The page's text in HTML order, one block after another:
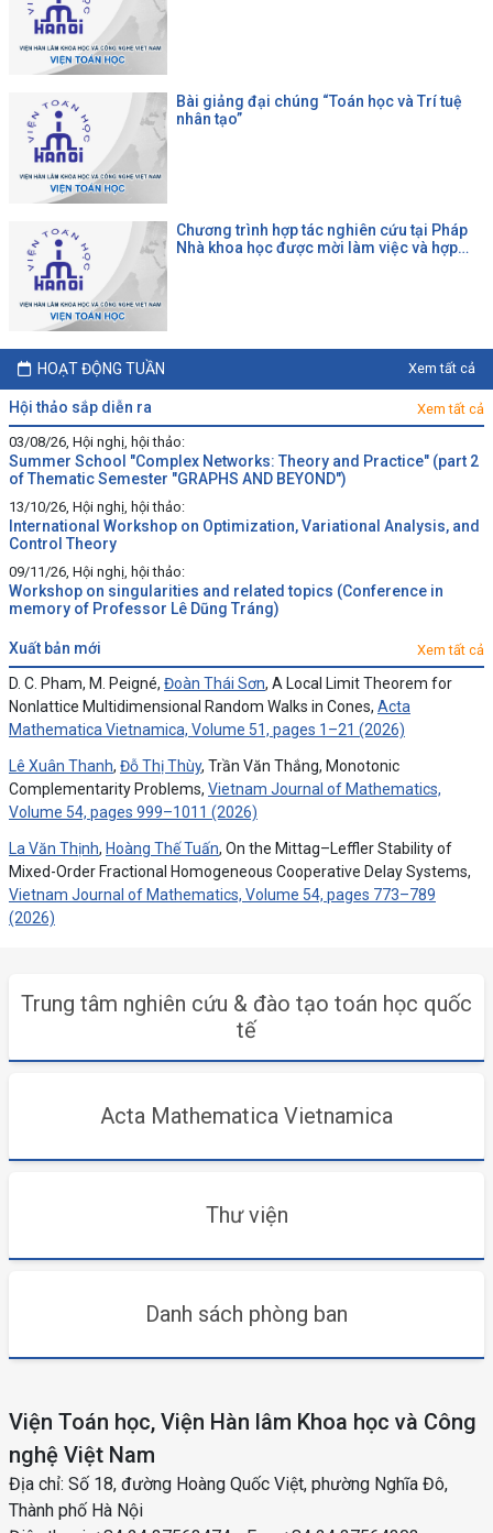
Bài giảng đại chúng “Toán học và Trí tuệ
nhân tạo”
Chương trình hợp tác nghiên cứu tại Pháp
Nhà khoa học được mời làm việc và hợp
HOẠT ĐỘNG TUẦN Xem tất cả
hội thảo sắp diễn ra
Xem tất cả
03/08/26, Hội nghị, hội thảo:
Summer School "Complex Networks: Theory and Practice" (part 2
of Thematic Semester "GRAPHS AND BEYOND")
13/10/26, Hội nghị, hội thảo:
International Workshop on Optimization, Variational Analysis, and
Control Theory
09/11/26, Hội nghị, hội thảo:
Workshop on singularities and related topics (Conference in
memory of Professor Lê Dũng Tráng)
xuất bản mới Xem tất cả
D. C. Pham, M. Peigné, Đoàn Thái Sơn, A Local Limit Theorem for
Nonlattice Multidimensional Random Walks in Cones, Acta
Mathematica Vietnamica, Volume 51, pages 1–21 (2026)
Lê Xuân Thanh, Đỗ Thị Thùy, Trần Văn Thắng, Monotonic
Complementarity Problems, Vietnam Journal of Mathematics,
Volume 54, pages 999–1011 (2026)
La Văn Thịnh, Hoàng Thế Tuấn, On the Mittag–Leffler Stability of
Mixed-Order Fractional Homogeneous Cooperative Delay Systems,
Vietnam Journal of Mathematics, Volume 54, pages 773–789
(2026)
Trung tâm nghiên cứu & đào tạo toán học quốc
tế
Acta Mathematica Vietnamica
Thư viện
Danh sách phòng ban
Viện Toán học, Viện Hàn lâm Khoa học và Công
nghệ Việt Nam
Địa chỉ: Số 18, đường Hoàng Quốc Việt, phường Nghĩa Đô,
Thành phố Hà Nội